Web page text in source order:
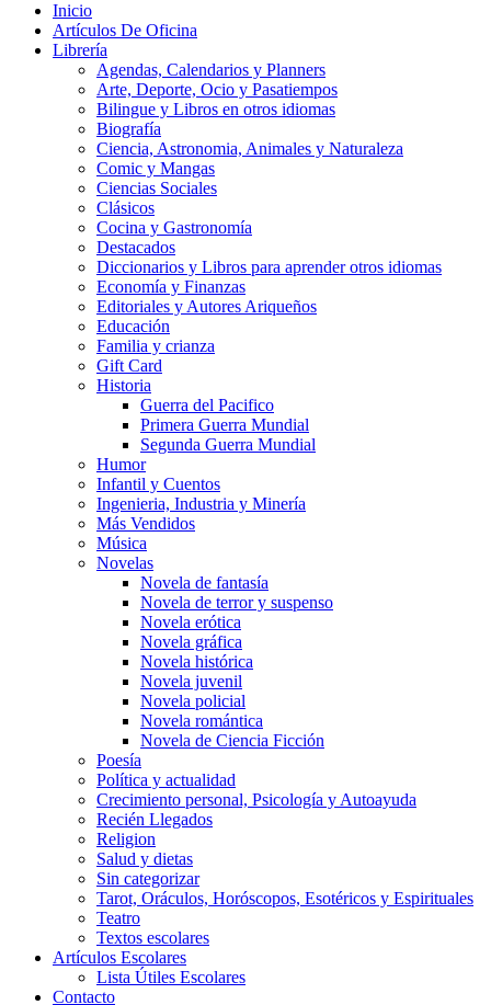
Inicio
Artículos De Oficina
Librería
Agendas, Calendarios y Planners
Arte, Deporte, Ocio y Pasatiempos
Bilingue y Libros en otros idiomas
Biografía
Ciencia, Astronomia, Animales y Naturaleza
Comic y Mangas
Ciencias Sociales
Clásicos
Cocina y Gastronomía
Destacados
Diccionarios y Libros para aprender otros idiomas
Economía y Finanzas
Editoriales y Autores Ariqueños
Educación
Familia y crianza
Gift Card
Historia
Guerra del Pacifico
Primera Guerra Mundial
Segunda Guerra Mundial
Humor
Infantil y Cuentos
Ingenieria, Industria y Minería
Más Vendidos
Música
Novelas
Novela de fantasía
Novela de terror y suspenso
Novela erótica
Novela gráfica
Novela histórica
Novela juvenil
Novela policial
Novela romántica
Novela de Ciencia Ficción
Poesía
Política y actualidad
Crecimiento personal, Psicología y Autoayuda
Recién Llegados
Religion
Salud y dietas
Sin categorizar
Tarot, Oráculos, Horóscopos, Esotéricos y Espirituales
Teatro
Textos escolares
Artículos Escolares
Lista Útiles Escolares
Contacto